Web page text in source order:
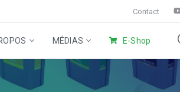
Contact
MÉDIAS E-Shop